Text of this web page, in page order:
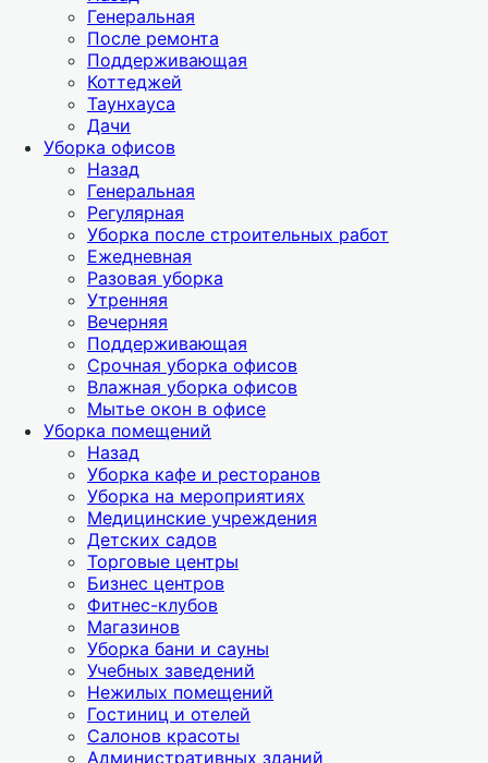
Генеральная
После ремонта
Поддерживающая
Коттеджей
Таунхауса
Дачи
Уборка офисов
Назад
Генеральная
Регулярная
Уборка после строительных работ
Ежедневная
Разовая уборка
Утренняя
Вечерняя
Поддерживающая
Срочная уборка офисов
Влажная уборка офисов
Мытье окон в офисе
Уборка помещений
Назад
Уборка кафе и ресторанов
Уборка на мероприятиях
Медицинские учреждения
Детских садов
Торговые центры
Бизнес центров
Фитнес-клубов
Магазинов
Уборка бани и сауны
Учебных заведений
Нежилых помещений
Гостиниц и отелей
Салонов красоты
Административных зданий